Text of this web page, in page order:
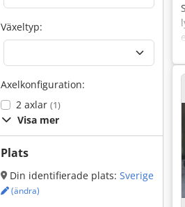
Växeltyp:
Axelkonfiguration:
2 axlar (1)
Visa mer
Plats
Din identifierade plats: Sverige
(ändra)